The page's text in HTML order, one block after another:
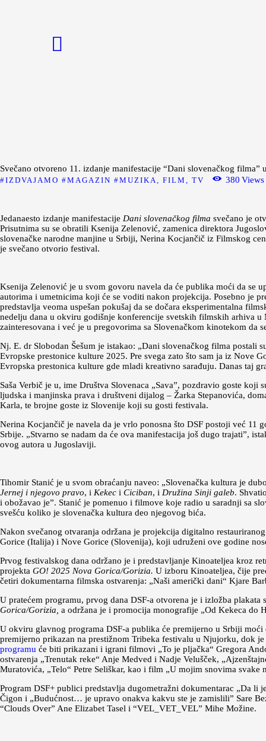
Početna
Magazin
Svečano otvoreno 11. izdanje manifestacije “Dani slovenačkog filma”
IZDVAJAMO MAGAZIN MUZIKA, FILM, TV 380 Views
Jedanaesto izdanje manifestacije Dani slovenačkog filma svečano je
Prisutnima su se obratili Ksenija Zelenović, zamenica direktora
slovenačke narodne manjine u Srbiji, Nerina Kocjančič iz Filmskog
je svečano otvorio festival.
Ksenija Zelenović je u svom govoru navela da će publika moći da se
autorima i umetnicima koji će se voditi nakon projekcija. Posebno je
predstavlja veoma uspešan pokušaj da se dočara eksperimentalna
nedelju dana u okviru godišnje konferencije svetskih filmskih arhiva
zainteresovana i već je u pregovorima sa Slovenačkom kinotekom
Nj. E. dr Slobodan Šešum je istakao: „Dani slovenačkog filma
Evropske prestonice kulture 2025. Pre svega zato što sam ja iz Nove
Evropska prestonica kulture gde mladi kreativno sarađuju. Danas taj
Saša Verbič je u, ime Društva Slovenaca „Sava”, pozdravio goste
ljudska i manjinska prava i društveni dijalog – Žarka Stepanovića,
Karla, te brojne goste iz Slovenije koji su gosti festivala.
Nerina Kocjančič je navela da je vrlo ponosna što DSF postoji već 11
Srbije. „Stvarno se nadam da će ova manifestacija još dugo trajati”,
ovog autora u Jugoslaviji.
Tihomir Stanić je u svom obraćanju naveo: „Slovenačka kultura je
Jernej i njegovo pravo, i Kekec i Ciciban, i Družina Sinji galeb.
i obožavao je”. Stanić je pomenuo i filmove koje radio u saradnji sa
svešću koliko je slovenačka kultura deo njegovog bića.
Nakon svečanog otvaranja održana je projekcija digitalno
Gorice (Italija) i Nove Gorice (Slovenija), koji udruženi ove godine
Prvog festivalskog dana održano je i predstavljanje Kinoateljea kroz
projekta GO! 2025 Nova Gorica/Gorizia. U izboru Kinoateljea, čije
četiri dokumentarna filmska ostvarenja: „Naši američki dani“ Kjare
U pratećem programu, prvog dana DSF-a otvorena je i izložba
Gorica/Gorizia, a održana je i promocija monografije „Od Kekeca do
U okviru glavnog programa DSF-a publika će premijerno u Srbiji
premijerno prikazan na prestižnom Tribeka festivalu u Njujorku, dok
programu će biti prikazani i igrani filmovi „To je pljačka“ Gregora
ostvarenja „Trenutak reke“ Anje Medved i Nadje Velušček,
Muratovića, „Telo“ Petre Seliškar, kao i film „U mojim snovima svake
Program DSF+ publici predstavlja dugometražni dokumentarac „Da li
Čigon i „Budućnost… je upravo onakva kakvu ste je zamislili” Sare
“Clouds Over” Ane Elizabet Tasel i “VEL_VET_VEL” Mihe Možine.